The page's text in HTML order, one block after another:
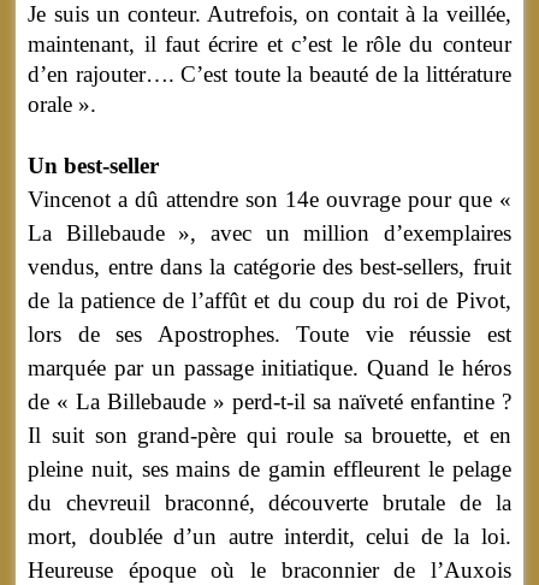
Je suis un conteur. Autrefois, on contait à la veillée,
maintenant, il faut écrire et c’est le rôle du conteur
d’en rajouter…. C’est toute la beauté de la littérature
orale ».
Un best-seller
Vincenot a dû attendre son 14e ouvrage pour que «
La Billebaude », avec un million d’exemplaires
vendus, entre dans la catégorie des best-sellers, fruit
de la patience de l’affût et du coup du roi de Pivot,
lors de ses Apostrophes. Toute vie réussie est
marquée par un passage initiatique. Quand le héros
de « La Billebaude » perd-t-il sa naïveté enfantine ?
Il suit son grand-père qui roule sa brouette, et en
pleine nuit, ses mains de gamin effleurent le pelage
du chevreuil braconné, découverte brutale de la
mort, doublée d’un autre interdit, celui de la loi.
Heureuse époque où le braconnier de l’Auxois